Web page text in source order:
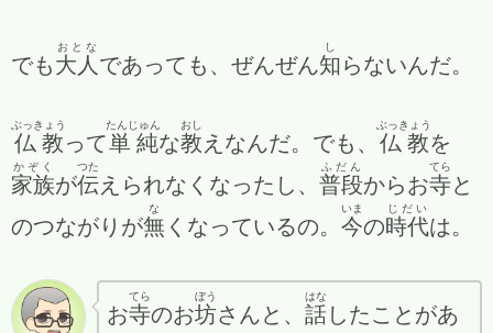
でも大人
おとな
であっても、ぜんぜん知
し
らないんだ。
仏教
ぶっきょう
って単純
たんじゅん
な教
おし
えなんだ。でも、 仏教
ぶっきょう
を
家族
かぞく
が伝
つた
えられなくなったし、 普段
ふだん
からお寺
てら
と
のつながりが無
な
くなっているの。 今
いま
の時代
じだい
は。
お寺
てら
のお坊
ぼう
さんと、話
はな
したことがあ